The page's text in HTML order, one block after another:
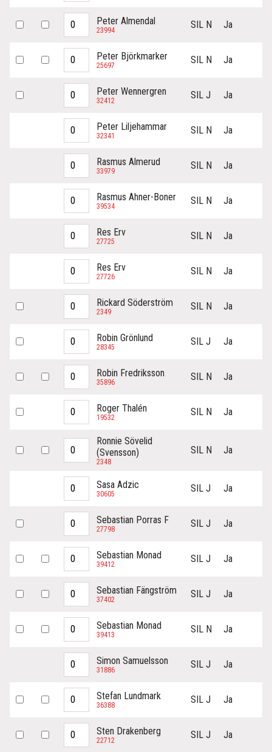
Peter Almendal
23994 SIL N Ja
Peter Björkmarker
25697 SIL N Ja
Peter Wennergren
32412 SIL J Ja
Peter Liljehammar
32341 SIL N Ja
Rasmus Almerud
33979 SIL N Ja
Rasmus Ahner-Boner
39534 SIL N Ja
Res Erv
27725 SIL N Ja
Res Erv
27726 SIL N Ja
Rickard Söderström
2349 SIL N Ja
Robin Grönlund
28345 SIL J Ja
Robin Fredriksson
35896 SIL N Ja
Roger Thalén
19532 SIL N Ja
Ronnie Sövelid
(Svensson)
2348
SIL N Ja
Sasa Adzic
30605 SIL J Ja
Sebastian Porras F
27798 SIL J Ja
Sebastian Monad
39412 SIL J Ja
Sebastian Fängström
37402 SIL J Ja
Sebastian Monad
39413 SIL N Ja
Simon Samuelsson
31886 SIL J Ja
Stefan Lundmark
36388 SIL J Ja
Sten Drakenberg
22712 SIL J Ja